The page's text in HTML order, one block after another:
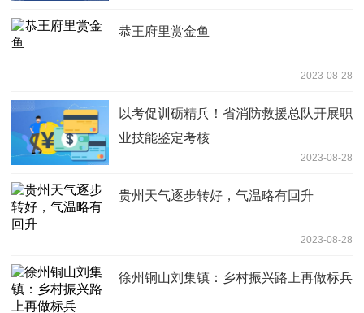
恭王府里赏金鱼
2023-08-28
以考促训砺精兵！省消防救援总队开展职
业技能鉴定考核
2023-08-28
贵州天气逐步转好，气温略有回升
2023-08-28
徐州铜山刘集镇：乡村振兴路上再做标兵